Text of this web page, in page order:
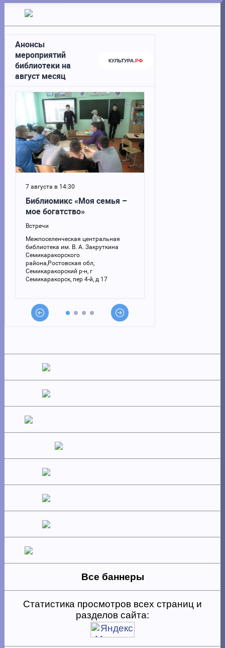
Все баннеры
Статистика просмотров всех страниц и
разделов сайта: